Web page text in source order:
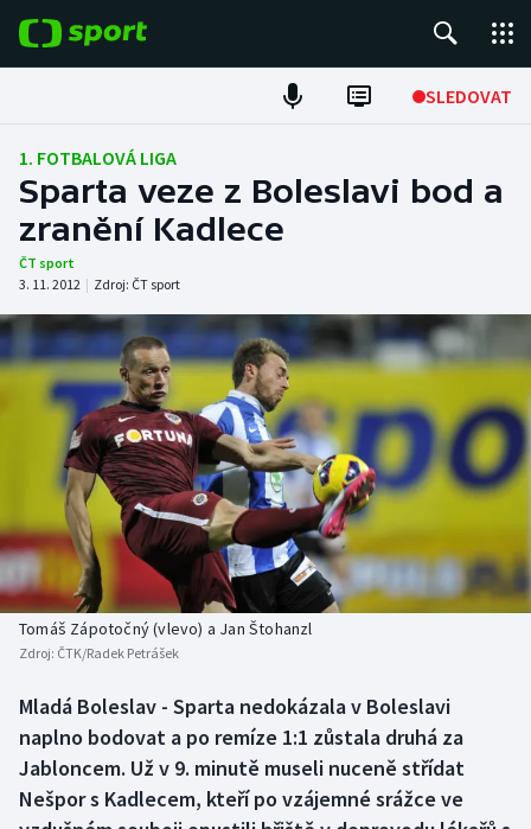
SLEDOVAT
Fotbal
Hokej
Tenis
Atletika
Cyklistika
DALŠÍ SPORTY
Americký fotbal
Baseball a softbal
Basketbal
Biatlon
Boby a skeleton
Box
NEPŘEHLÉDNĚTE
Soutěže
Historické návraty
Aplikace ČT sport
AZ kvíz
1. FOTBALOVÁ LIGA
Sparta veze z Boleslavi bod a
zranění Kadlece
ČT sport
3. 11. 2012 | Zdroj: ČT sport
Tomáš Zápotočný (vlevo) a Jan Štohanzl
Zdroj: ČTK/Radek Petrášek
Mladá Boleslav - Sparta nedokázala v Boleslavi
naplno bodovat a po remíze 1:1 zůstala druhá za
Jabloncem. Už v 9. minutě museli nuceně střídat
Nešpor s Kadlecem, kteří po vzájemné srážce ve